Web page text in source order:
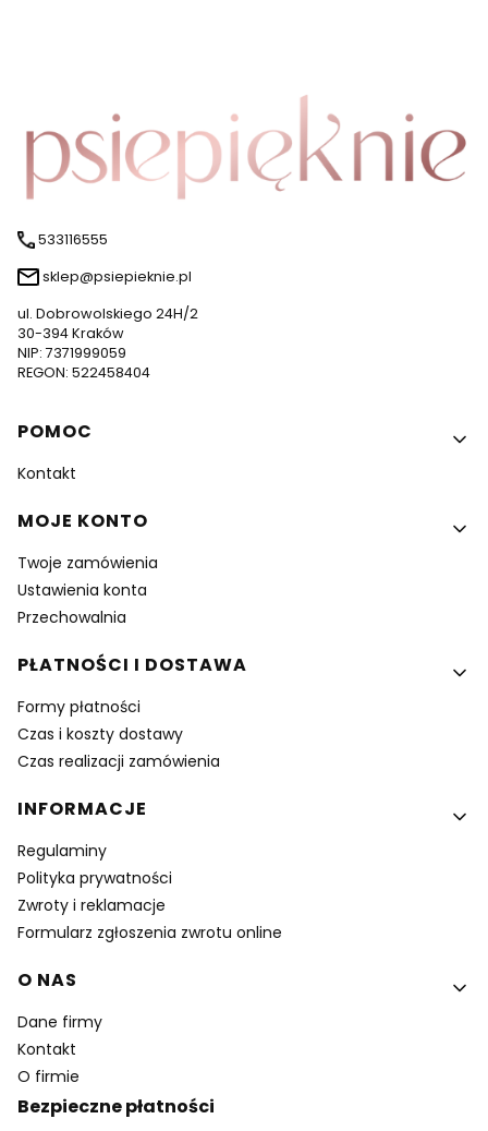
533116555
sklep@psiepieknie.pl
ul. Dobrowolskiego 24H/2
30-394 Kraków
NIP: 7371999059
REGON: 522458404
Linki w stopce
POMOC
Kontakt
MOJE KONTO
Twoje zamówienia
Ustawienia konta
Przechowalnia
PŁATNOŚCI I DOSTAWA
Formy płatności
Czas i koszty dostawy
Czas realizacji zamówienia
INFORMACJE
Regulaminy
Polityka prywatności
Zwroty i reklamacje
Formularz zgłoszenia zwrotu online
O NAS
Dane firmy
Kontakt
O firmie
Bezpieczne płatności